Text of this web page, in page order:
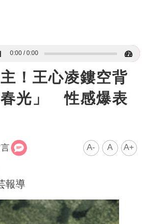
0:00 0:00
！王心凌鏤空背
春光」 性感爆表
A- A A+
報導